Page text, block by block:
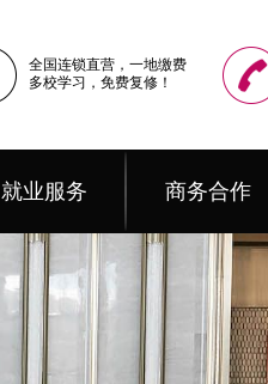
全国连锁直营，一地缴费
多校学习，免费复修！
就业服务 商务合作